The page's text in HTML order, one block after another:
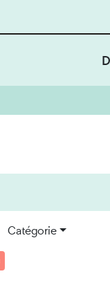
Catégorie